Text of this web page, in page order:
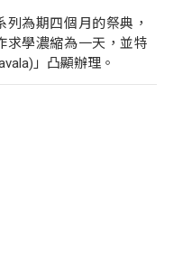
列為期四個月的祭典，
求學濃縮為一天，並特
」凸顯辦理。